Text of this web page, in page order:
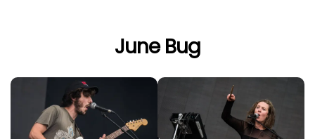
June Bug